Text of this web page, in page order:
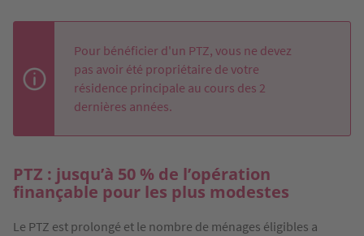
Pour bénéficier d'un PTZ, vous ne devez
pas avoir été propriétaire de votre
résidence principale au cours des 2
dernières années.
PTZ : jusqu’à 50 % de l’opération
finançable pour les plus modestes
Le PTZ est prolongé et le nombre de ménages éligibles a